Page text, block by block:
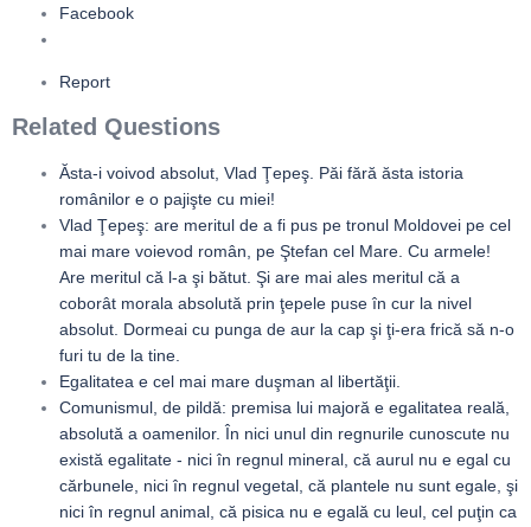
Facebook
Report
Related Questions
Ăsta-i voivod absolut, Vlad Ţepeş. Păi fără ăsta istoria
românilor e o pajişte cu miei!
Vlad Ţepeş: are meritul de a fi pus pe tronul Moldovei pe cel
mai mare voievod român, pe Ştefan cel Mare. Cu armele!
Are meritul că l-a şi bătut. Şi are mai ales meritul că a
coborât morala absolută prin ţepele puse în cur la nivel
absolut. Dormeai cu punga de aur la cap şi ţi-era frică să n-o
furi tu de la tine.
Egalitatea e cel mai mare duşman al libertăţii.
Comunismul, de pildă: premisa lui majoră e egalitatea reală,
absolută a oamenilor. În nici unul din regnurile cunoscute nu
există egalitate - nici în regnul mineral, că aurul nu e egal cu
cărbunele, nici în regnul vegetal, că plantele nu sunt egale, şi
nici în regnul animal, că pisica nu e egală cu leul, cel puţin ca